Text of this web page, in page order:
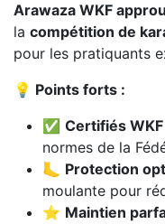
Arawaza WKF
la compétition de
pour les pratiquants
💡 Points forts :
✅ Certifiés WKF
normes de la
🦶 Protection
moulante pour
⭐ Maintien